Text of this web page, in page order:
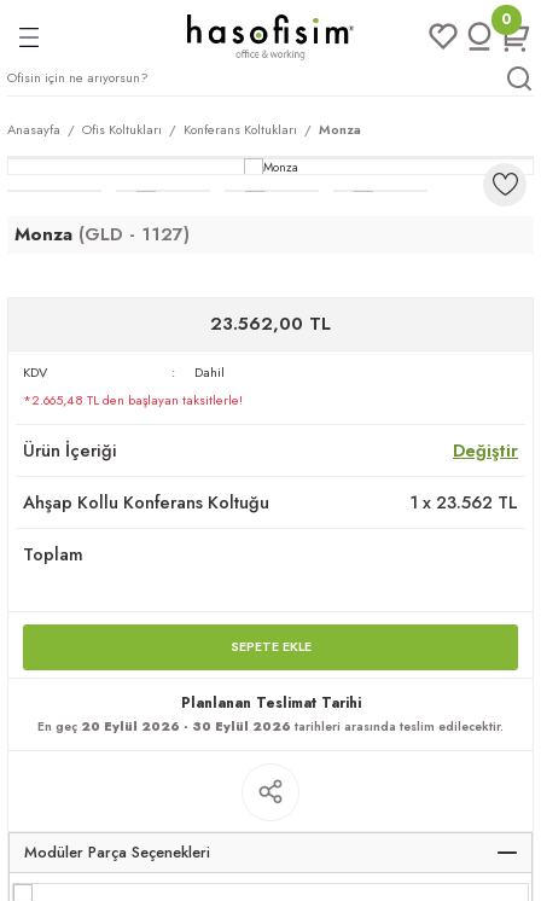
Geri Dön
Geri Dön
Geri Dön
Geri Dön 0
Anasayfa Ofis Koltukları Konferans Koltukları Monza
Monza (GLD - 1127)
23.562,00 TL
KDV
Dahil
*2.665,48 TL den başlayan taksitlerle!
Ürün İçeriği Değiştir
Ahşap Kollu Konferans Koltuğu 1 x23.562 TL
Toplam
SEPETE EKLE
Planlanan Teslimat Tarihi
En geç 20 Eylül 2026 - 30 Eylül 2026 tarihleri arasında teslim edilecektir.
Modüler Parça Seçenekleri